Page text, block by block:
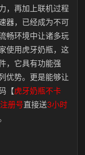
，再加上联机过程
器，已经成为不可
畅环境中让诸多玩
使用虎牙奶瓶，这
，它具有功能强
优势。更是能够让
【虎牙奶瓶不卡
册号直接送3小时